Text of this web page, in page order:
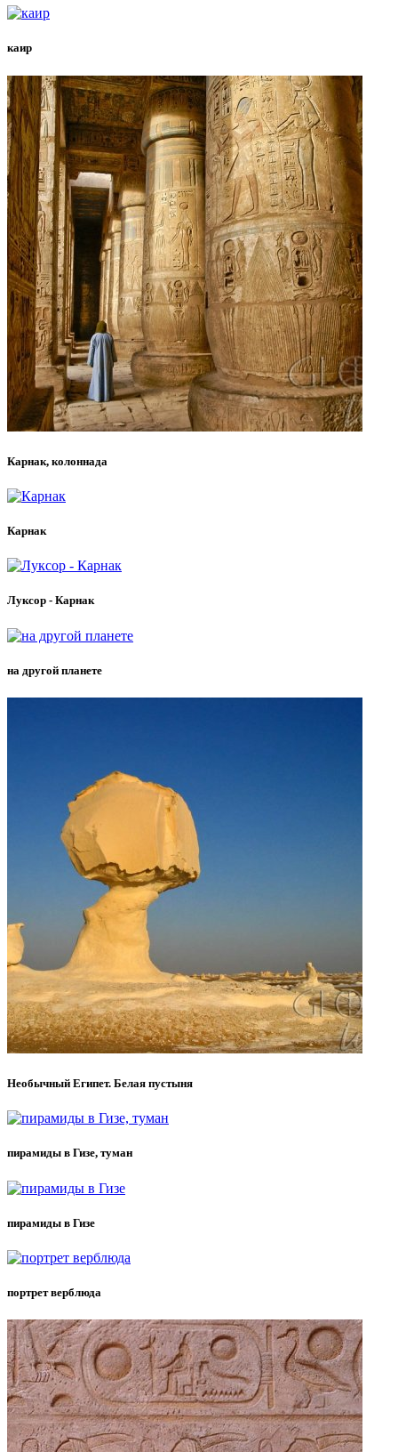
каир
Карнак, колоннада
Карнак
Луксор - Карнак
на другой планете
Необычный Египет. Белая пустыня
пирамиды в Гизе, туман
пирамиды в Гизе
портрет верблюда